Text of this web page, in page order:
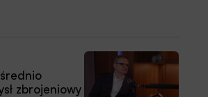
zbrojeniowy